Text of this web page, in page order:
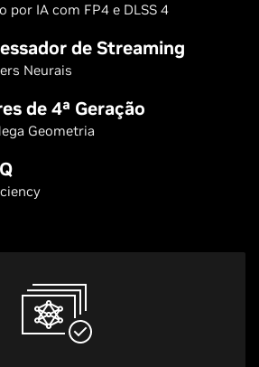
por IA com FP4 e DLSS 4
de Streaming
Neurais
de 4ª Geração
Geometria